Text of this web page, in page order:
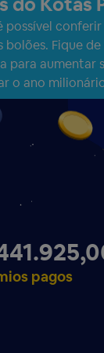
possível
Fique
para aumentar
o ano
pagos